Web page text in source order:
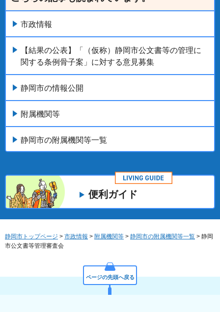
市政情報
【結果の公表】「（仮称）静岡市公文書等の管理に
関する条例骨子案」に対する意見募集
静岡市の情報公開
附属機関等
静岡市の附属機関等一覧
便利ガイド
静岡市トップページ > 市政情報 > 附属機関等 > 静岡市の附属機関等一覧 > 静岡
市公文書等管理審査会
ページの先頭へ戻る